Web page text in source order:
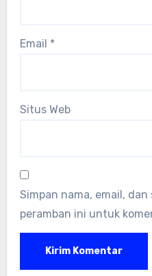
Email *
Situs Web
Simpan nama, email,
peramban ini untuk